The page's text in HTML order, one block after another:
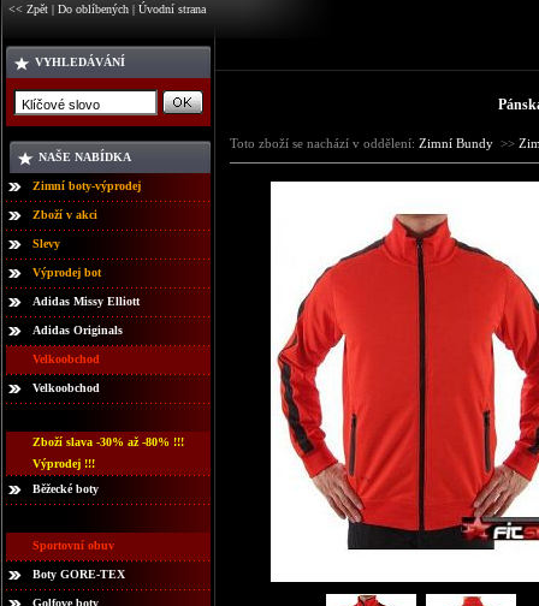
<< Zpět | Do oblíbených | Úvodní strana
VYHLEDÁVÁNÍ
NAŠE NABÍDKA
Zimní boty-výprodej
Zboží v akci
Slevy
Výprodej bot
Adidas Missy Elliott
Adidas Originals
Velkoobchod
Velkoobchod
Zboží slava -30% až -80% !!!
Výprodej !!!
Běžecké boty
Sportovní obuv
Boty GORE-TEX
Golfove boty
Toto zboží se nachází v oddělení: Zimní Bundy >>